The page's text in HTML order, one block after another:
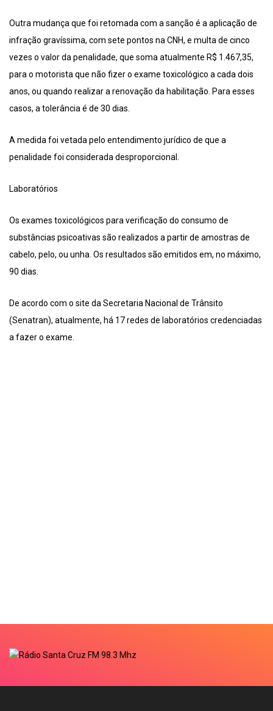
Outra mudança que foi retomada com a sanção é a aplicação de
infração gravíssima, com sete pontos na CNH, e multa de cinco
vezes o valor da penalidade, que soma atualmente R$ 1.467,35,
para o motorista que não fizer o exame toxicológico a cada dois
anos, ou quando realizar a renovação da habilitação. Para esses
casos, a tolerância é de 30 dias.
A medida foi vetada pelo entendimento jurídico de que a
penalidade foi considerada desproporcional.
Laboratórios
Os exames toxicológicos para verificação do consumo de
substâncias psicoativas são realizados a partir de amostras de
cabelo, pelo, ou unha. Os resultados são emitidos em, no máximo,
90 dias.
De acordo com o site da Secretaria Nacional de Trânsito
(Senatran), atualmente, há 17 redes de laboratórios credenciadas
a fazer o exame.